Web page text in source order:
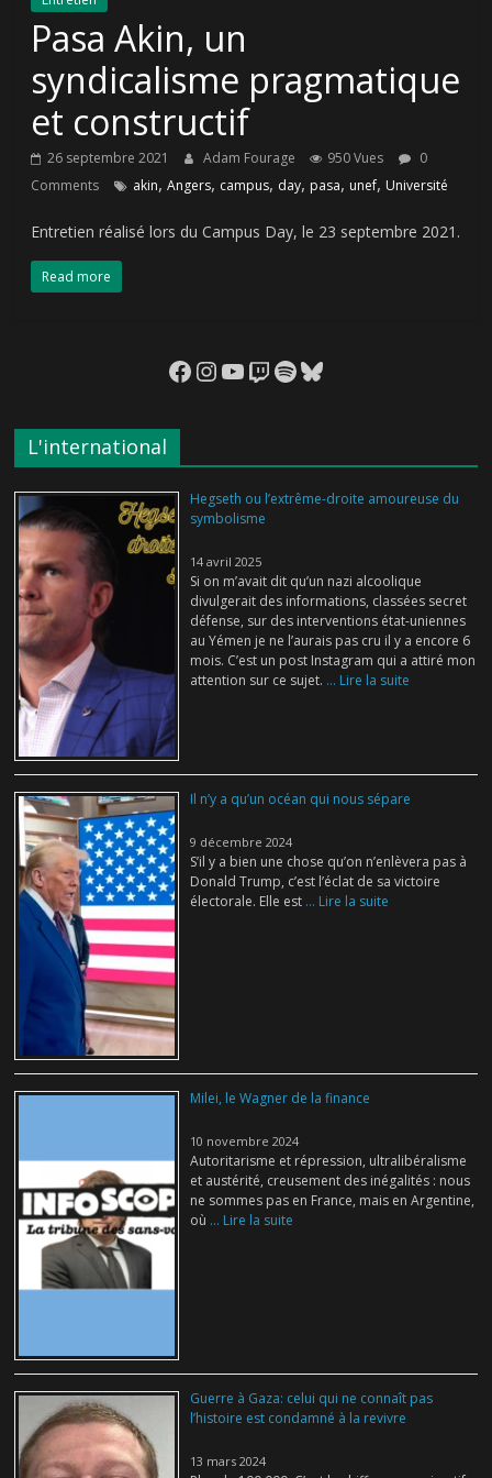
Pasa Akin, un
syndicalisme pragmatique
et constructif
26 septembre 2021 Adam Fourage 950 Vues
0
Comments
akin,Angers, campus, day, pasa, unef, Université
Entretien réalisé lors du Campus Day, le 23 septembre 2021.
Read more
Facebook
Instagram
YouTube
Twitch
Spotify
Bluesky
L'international
Hegseth ou l’extrême-droite amoureuse du
symbolisme
14 avril 2025
Si on m’avait dit qu’un nazi alcoolique
divulgerait des informations, classées secret
défense, sur des interventions état-uniennes
au Yémen je ne l’aurais pas cru il y a encore 6
mois. C’est un post Instagram qui a attiré mon
attention sur ce sujet. ... Lire la suite
Il n’y a qu’un océan qui nous sépare
9 décembre 2024
S’il y a bien une chose qu’on n’enlèvera pas à
Donald Trump, c’est l’éclat de sa victoire
électorale. Elle est ... Lire la suite
Milei, le Wagner de la finance
10 novembre 2024
Autoritarisme et répression, ultralibéralisme
et austérité, creusement des inégalités : nous
ne sommes pas en France, mais en Argentine,
où ... Lire la suite
Guerre à Gaza: celui qui ne connaît pas
l’histoire est condamné à la revivre
13 mars 2024